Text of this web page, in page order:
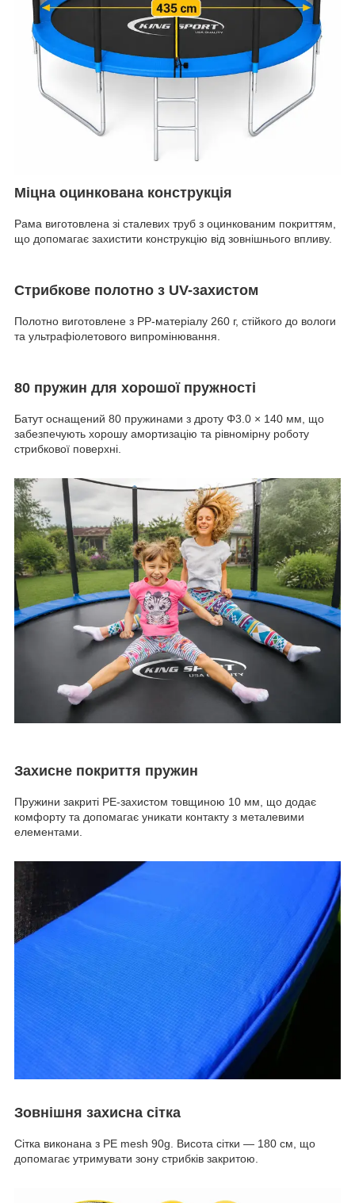
Міцна оцинкована конструкція
Рама виготовлена зі сталевих труб з оцинкованим покриттям,
що допомагає захистити конструкцію від зовнішнього впливу.
Стрибкове полотно з UV-захистом
Полотно виготовлене з PP-матеріалу 260 г, стійкого до вологи
та ультрафіолетового випромінювання.
80 пружин для хорошої пружності
Батут оснащений 80 пружинами з дроту Φ3.0 × 140 мм, що
забезпечують хорошу амортизацію та рівномірну роботу
стрибкової поверхні.
Захисне покриття пружин
Пружини закриті PE-захистом товщиною 10 мм, що додає
комфорту та допомагає уникати контакту з металевими
елементами.
Зовнішня захисна сітка
Сітка виконана з PE mesh 90g. Висота сітки — 180 см, що
допомагає утримувати зону стрибків закритою.